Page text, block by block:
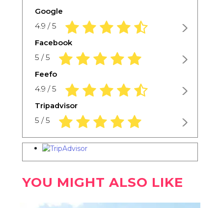
Google
4.9 / 5 4.9 rating based on 1,234 ratings
Facebook
5 / 5 5.0 rating based on 1,234 ratings
Feefo
4.9 / 5 4.9 rating based on 1,234 ratings
Tripadvisor
5 / 5 5.0 rating based on 1,234 ratings
YOU MIGHT ALSO LIKE